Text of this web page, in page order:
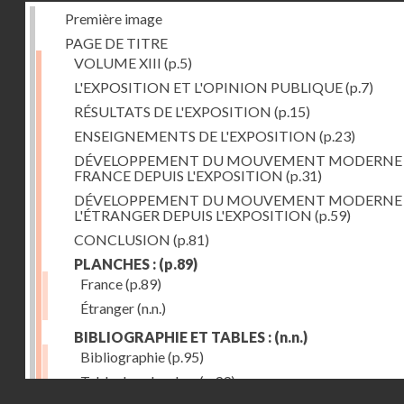
Première image
PAGE DE TITRE
VOLUME XIII (p.5)
L'EXPOSITION ET L'OPINION PUBLIQUE(p.7)
RÉSULTATS DE L'EXPOSITION (p.15)
ENSEIGNEMENTS DE L'EXPOSITION (p.23)
DÉVELOPPEMENT DU MOUVEMENT
FRANCE DEPUIS L'EXPOSITION (p.31)
DÉVELOPPEMENT DU MOUVEMENT
L'ÉTRANGER DEPUIS L'EXPOSITION (p.59)
CONCLUSION (p.81)
PLANCHES : (p.89)
France(p.89)
Étranger(n.n.)
BIBLIOGRAPHIE ET TABLES : (n.n.)
Bibliographie(p.95)
Table des planches(p.99)